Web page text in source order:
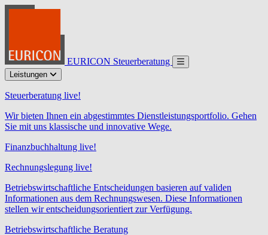
EURICON Steuerberatung
Leistungen
Steuerberatung live!
Wir bieten Ihnen ein abgestimmtes Dienstleistungsportfolio. Gehen
Sie mit uns klassische und innovative Wege.
Finanzbuchhaltung live!
Rechnungslegung live!
Betriebswirtschaftliche Entscheidungen basieren auf validen
Informationen aus dem Rechnungswesen. Diese Informationen
stellen wir entscheidungsorientiert zur Verfügung.
Betriebswirtschaftliche Beratung